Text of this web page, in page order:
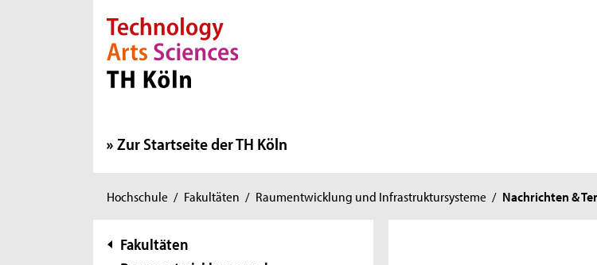
Direkt zur Hauptnavigation
Direkt zur Subnavigation
Direkt zum Inhalt
Direkt zum Fußbereich
Zur Startseite der TH Köln
Sie
hier:
Hochschule / Fakultäten / Raumentwicklung und Infrastruktursysteme / Nachrichten &
Subnavigation
Fakultäten